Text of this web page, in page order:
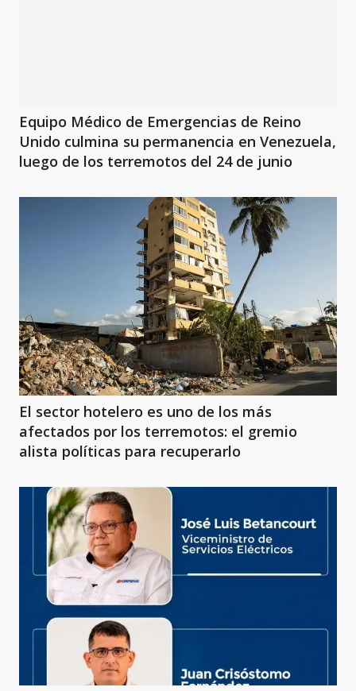
Equipo Médico de Emergencias de Reino
Unido culmina su permanencia en Venezuela,
luego de los terremotos del 24 de junio
El sector hotelero es uno de los más
afectados por los terremotos: el gremio
alista políticas para recuperarlo